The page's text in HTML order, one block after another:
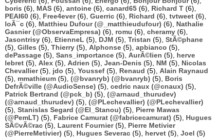
boris (6), MAS (6), antoine (6), canard65 (6), Richard T (6),
PEAI60 (6), Free4ever(6), Guerric (6), Richard (6), tvtweet (6),
loÃ¯c (6), Matthieu Dufour (@_matthieudufour) (6), Nathalie
Gasnier (@ObservaEmpresa) (6), romu (6), cheramy (6),
Jasontrisy (6), EtienneL (5), DJM (5), Tristan (5), StÃ©phane
(5), Gilles (5), Thierry (5), Alphonse (5), apbianco (5),
dePassage (5), Sans_importance (5), AurÃ©lien (5), herve
lebret (5), Alex (5), Adrien (5), Jean-Denis (5), NM (5), Nicolas
Chevallier(5), jdo (5), Youssef (5), Renaud (5), Alain Raynaud
(5), mmathieum (5), (@bvanryb) (@bvanryb) (5), Boris
DefrÃ©ville (@AudioSense) (5), cedric naux (@cnaux) (5),
Patrick Bertrand (@pck_b) (5), (@arnaud_thurudev)
(@arnaud_thurudev) (5), (@PLechevallier) (@PLechevallier)
(5), Stanislas Segard (@El_Stanou) (5), Pierre Mawas
(@PemLT) (5), Fabrice Camurat (@fabricecamurat) (5), Hugues
SÃ©vÃ©rac (5), Laurent Fournier(5), Pierre Metivier
(@PierreMetivier) (5), Hugues Severac (5), hervet (5), Joel (5)